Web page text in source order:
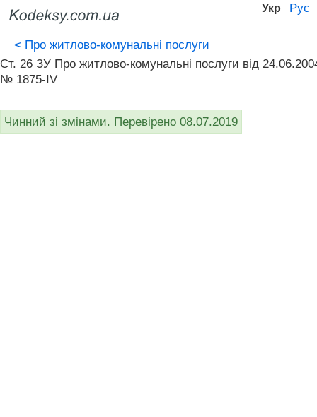
Укр Рус
< Про житлово-комунальні послуги
Ст. 26 ЗУ Про житлово-комунальні послуги від
№ 1875-IV
Чинний зі змінами. Перевірено 08.07.2019